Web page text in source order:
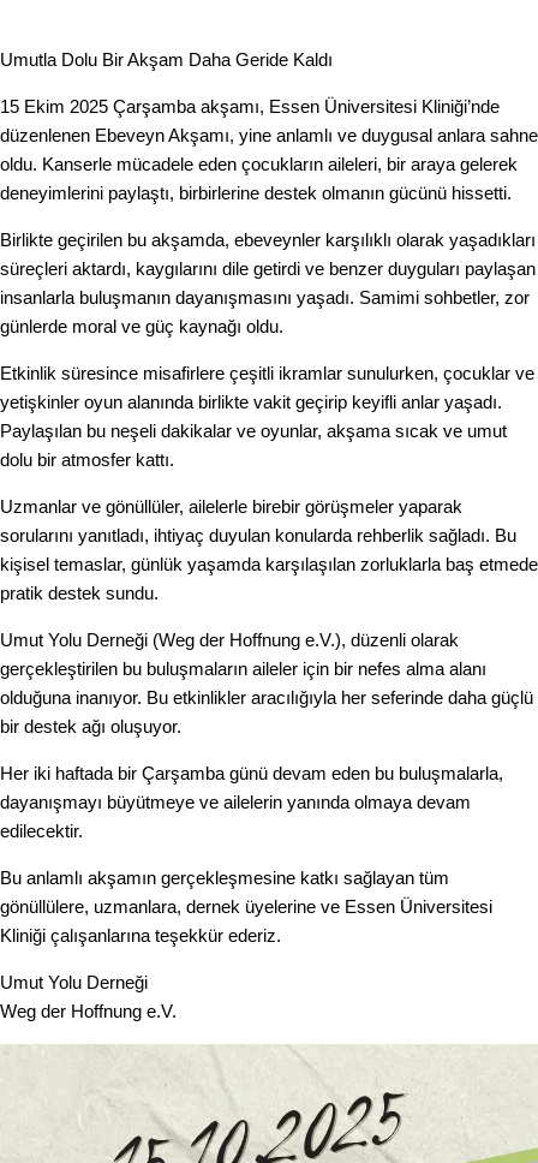
Umutla Dolu Bir Akşam Daha Geride Kaldı
15 Ekim 2025 Çarşamba akşamı, Essen Üniversitesi Kliniği’nde
düzenlenen Ebeveyn Akşamı, yine anlamlı ve duygusal anlara sahne
oldu. Kanserle mücadele eden çocukların aileleri, bir araya gelerek
deneyimlerini paylaştı, birbirlerine destek olmanın gücünü hissetti.
Birlikte geçirilen bu akşamda, ebeveynler karşılıklı olarak yaşadıkları
süreçleri aktardı, kaygılarını dile getirdi ve benzer duyguları paylaşan
insanlarla buluşmanın dayanışmasını yaşadı. Samimi sohbetler, zor
günlerde moral ve güç kaynağı oldu.
Etkinlik süresince misafirlere çeşitli ikramlar sunulurken, çocuklar ve
yetişkinler oyun alanında birlikte vakit geçirip keyifli anlar yaşadı.
Paylaşılan bu neşeli dakikalar ve oyunlar, akşama sıcak ve umut
dolu bir atmosfer kattı.
Uzmanlar ve gönüllüler, ailelerle birebir görüşmeler yaparak
sorularını yanıtladı, ihtiyaç duyulan konularda rehberlik sağladı. Bu
kişisel temaslar, günlük yaşamda karşılaşılan zorluklarla baş etmede
pratik destek sundu.
Umut Yolu Derneği (Weg der Hoffnung e.V.), düzenli olarak
gerçekleştirilen bu buluşmaların aileler için bir nefes alma alanı
olduğuna inanıyor. Bu etkinlikler aracılığıyla her seferinde daha güçlü
bir destek ağı oluşuyor.
Her iki haftada bir Çarşamba günü devam eden bu buluşmalarla,
dayanışmayı büyütmeye ve ailelerin yanında olmaya devam
edilecektir.
Bu anlamlı akşamın gerçekleşmesine katkı sağlayan tüm
gönüllülere, uzmanlara, dernek üyelerine ve Essen Üniversitesi
Kliniği çalışanlarına teşekkür ederiz.
Umut Yolu Derneği
Weg der Hoffnung e.V.